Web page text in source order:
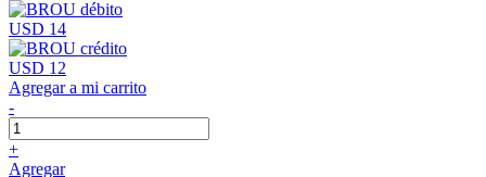
USD 14
USD 12
Agregar a mi carrito
-
+
Agregar